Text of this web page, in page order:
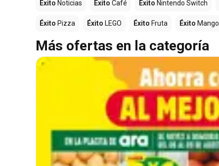
Éxito Noticias Éxito Café Éxito Nintendo Switch
Éxito Pizza Éxito LEGO Éxito Fruta Éxito Mango
Más ofertas en la categoría